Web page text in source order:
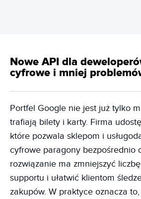
Nowe API dla
cyfrowe i mniej
Portfel Google nie jest już tylko
trafiają bilety i karty. Firma
które pozwala sklepom i
cyfrowe paragony bezpośrednio
rozwiązanie ma zmniejszyć
supportu i ułatwić klientom
zakupów. W praktyce oznacza